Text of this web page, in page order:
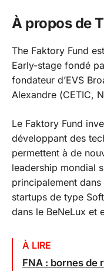
À propos de
The Faktory Fund
Early-stage fondé
fondateur d’EVS
Alexandre (CETIC,
Le Faktory Fund
développant des
permettent à de
leadership mondial
principalement dans
startups de type
dans le BeNeLux et
À LIRE
FNA : bornes de